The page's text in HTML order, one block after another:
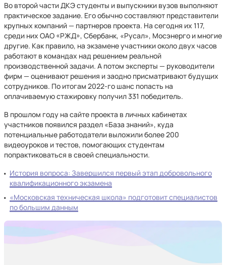
Во второй части ДКЭ студенты и выпускники вузов выполняют
практическое задание. Его обычно составляют представители
крупных компаний — партнеров проекта. На сегодня их 117,
среди них ОАО «РЖД», Сбербанк, «Русал», Мосэнерго и многие
другие. Как правило, на экзамене участники около двух часов
работают в командах над решением реальной
производственной задачи. А потом эксперты — руководители
фирм — оценивают решения и заодно присматривают будущих
сотрудников. По итогам 2022-го шанс попасть на
оплачиваемую стажировку получил 331 победитель.
В прошлом году на сайте проекта в личных кабинетах
участников появился раздел «База знаний», куда
потенциальные работодатели выложили более 200
видеоуроков и тестов, помогающих студентам
попрактиковаться в своей специальности.
История вопроса: Завершился первый этап добровольного
квалификационного экзамена
«Московская техническая школа» подготовит специалистов
по большим данным